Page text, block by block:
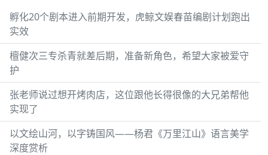
孵化20个剧本进入前期开发，虎鲸文娱春苗编剧计划跑出
实效
檀健次三专杀青就差后期，准备新角色，希望大家被爱守
护
张老师说过想开烤肉店，这位跟他长得很像的大兄弟帮他
实现了
以文绘山河，以字铸国风——杨君《万里江山》语言美学
深度赏析